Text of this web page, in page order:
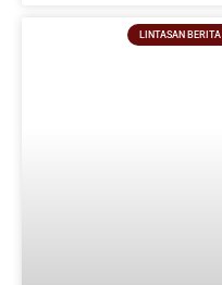
LINTASAN BERITA